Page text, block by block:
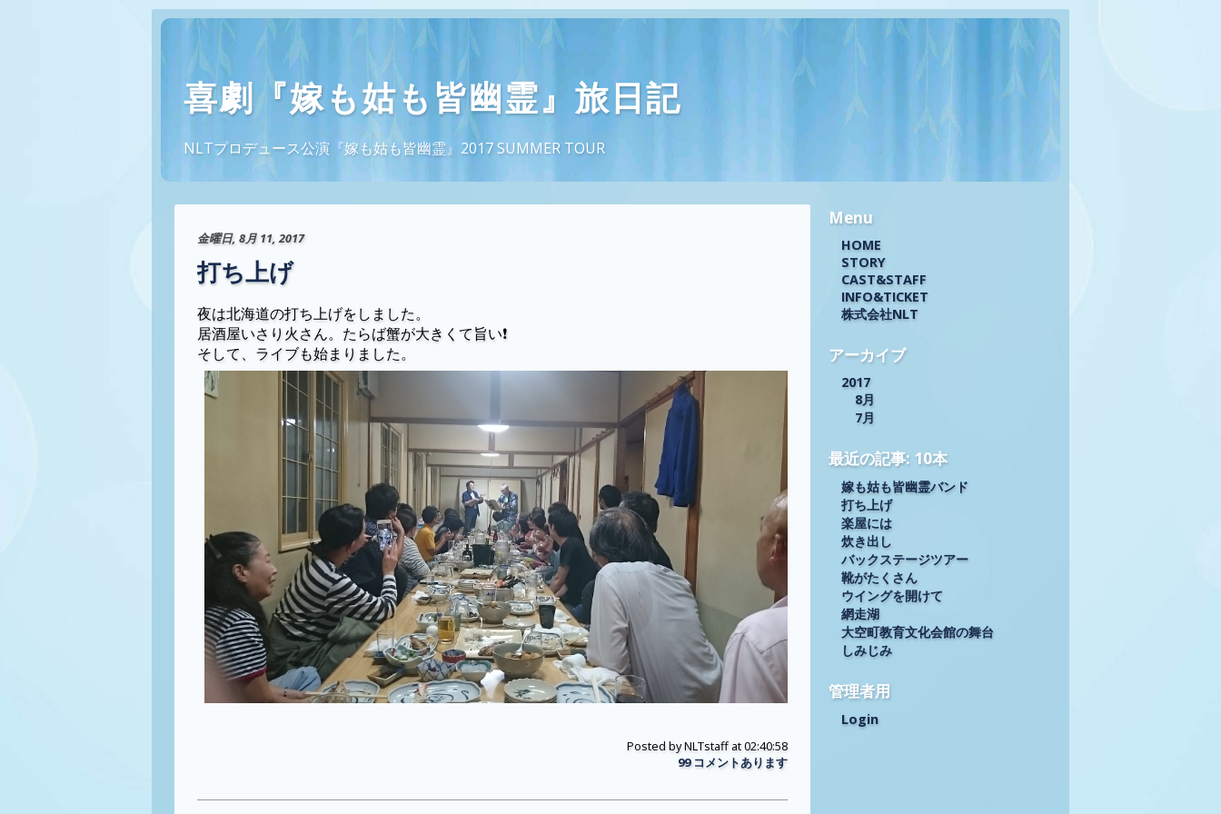
喜劇『嫁も姑も皆幽霊』旅日記
NLTプロデュース公演『嫁も姑も皆幽霊』2017 SUMMER TOUR
金曜日, 8月 11, 2017
打ち上げ
夜は北海道の打ち上げをしました。
居酒屋いさり火さん。たらば蟹が大きくて旨い❗
そして、ライブも始まりました。
Posted byNLTstaff at 02:40:58
99 コメントあります
Menu
HOME
STORY
CAST&STAFF
INFO&TICKET
株式会社NLT
アーカイブ
2017
8月
7月
最近の記事: 10本
嫁も姑も皆幽霊バンド
打ち上げ
楽屋には
炊き出し
バックステージツアー
靴がたくさん
ウイングを開けて
網走湖
大空町教育文化会館の舞台
しみじみ
管理者用
Login